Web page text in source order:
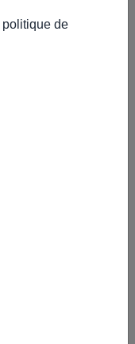
politique de